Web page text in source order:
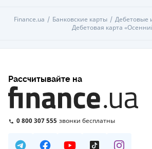
Finance.ua Банковские карты
Дебетовые
Дебетовая карта
Рассчитывайте на
0 800 307 555 звонки бесплатны